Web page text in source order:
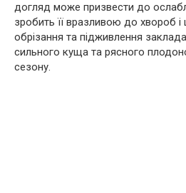
догляд може призвести до
зробить її вразливою до хвороб і
обрізання та підживлення
сильного куща та рясного
сезону.